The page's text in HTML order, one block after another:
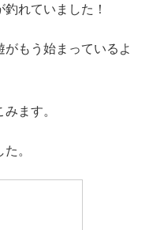
れていました！
もう始まっているよ
ます。
。